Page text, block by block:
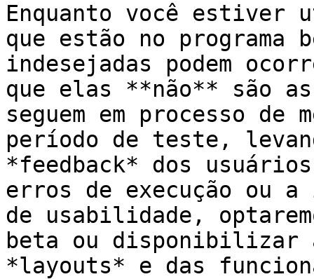
Enquanto você estiver
que estão no programa
indesejadas podem
que elas **não** são
seguem em processo
período de teste,
*feedback* dos
erros de execução ou
de usabilidade,
beta ou disponibilizar
*layouts* e das